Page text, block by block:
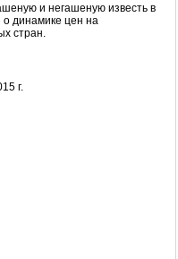
и негашеную известь в
о динамике цен на
стран.
г.